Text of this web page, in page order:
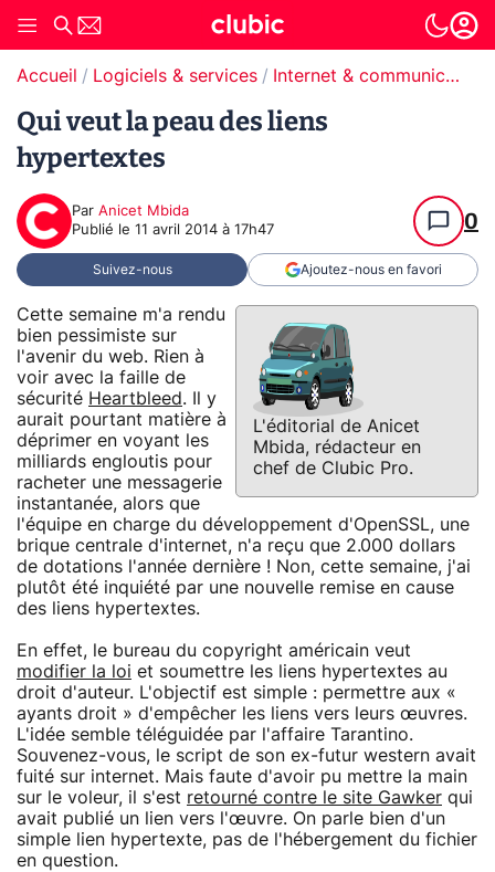
Accueil Logiciels & services Internet & communication
Qui veut la peau des liens
hypertextes
Par Anicet Mbida
Publié le 11 avril 2014 à 17h47 0
Suivez-nous Ajoutez-nous en favori
L'éditorial de Anicet
Mbida, rédacteur en
chef de Clubic Pro.
Cette semaine m'a rendu
bien pessimiste sur
l'avenir du web. Rien à
voir avec la faille de
sécurité Heartbleed. Il y
aurait pourtant matière à
déprimer en voyant les
milliards engloutis pour
racheter une messagerie
instantanée, alors que
l'équipe en charge du développement d'OpenSSL, une
brique centrale d'internet, n'a reçu que 2.000 dollars
de dotations l'année dernière ! Non, cette semaine, j'ai
plutôt été inquiété par une nouvelle remise en cause
des liens hypertextes.
En effet, le bureau du copyright américain veut
modifier la loi et soumettre les liens hypertextes au
droit d'auteur. L'objectif est simple : permettre aux «
ayants droit » d'empêcher les liens vers leurs œuvres.
L'idée semble téléguidée par l'affaire Tarantino.
Souvenez-vous, le script de son ex-futur western avait
fuité sur internet. Mais faute d'avoir pu mettre la main
sur le voleur, il s'est retourné contre le site Gawker qui
avait publié un lien vers l'œuvre. On parle bien d'un
simple lien hypertexte, pas de l'hébergement du fichier
en question.